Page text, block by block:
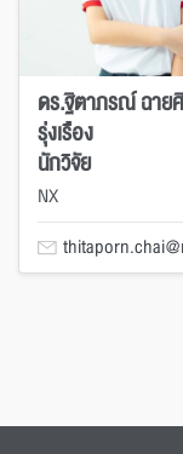
ดร.ฐิตาภรณ์ ฉาย
รุ่งเรือง
นักวิจัย
NX